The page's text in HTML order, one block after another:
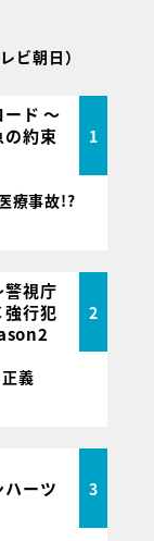
ビ朝日）
ード ～
約束
1
療事故!?
警視庁
強行犯
2
義
ハーツ 3